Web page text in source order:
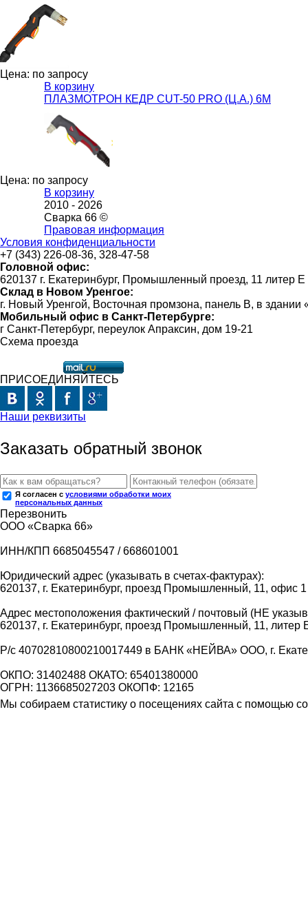
Цена: по запросу
В корзину
ПЛАЗМОТРОН КЕДР CUT-50 PRO (Ц.А.) 6М
Цена: по запросу
В корзину
2010 - 2026
Сварка 66 ©
Правовая информация
Условия конфиденциальности
+7 (343) 226-08-36, 328-47-58
Головной офис:
620137 г. Екатеринбург, Промышленный проезд, 11 литер Е
Склад в Новом Уренгое:
г. Новый Уренгой, Восточная промзона, панель В, в
Мобильный офис в Санкт-Петербурге:
г Санкт-Петербург, переулок Апраксин, дом 19-21
Схема проезда
ПРИСОЕДИНЯЙТЕСЬ
Наши реквизиты
Заказать обратный звонок
Я согласен с условиями обработки моих
персональных данных
Перезвонить
ООО «Сварка 66»
ИНН/КПП 6685045547 / 668601001
Юридический адрес (указывать в счетах-фактурах):
620137, г. Екатеринбург, проезд Промышленный, 11, офис 1
Адрес местоположения фактический / почтовый (НЕ
620137, г. Екатеринбург, проезд Промышленный, 11, литер
Р/с 40702810800210017449 в БАНК «НЕЙВА» ООО, г.
ОКПО: 31402488 ОКАТО: 65401380000
ОГРН: 1136685027203 ОКОПФ: 12165
Мы собираем статистику о посещениях сайта с помощью